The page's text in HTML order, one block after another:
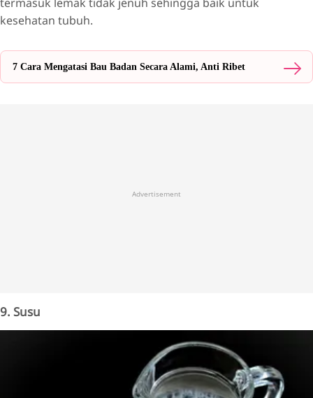
termasuk lemak tidak jenuh sehingga baik untuk
kesehatan tubuh.
7 Cara Mengatasi Bau Badan Secara Alami, Anti Ribet
Advertisement
9. Susu